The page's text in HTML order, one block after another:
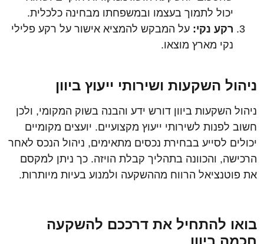
יכול לתמוך בעצמו ובמשפחתו מבחינה כלכלית.
רקע נקי: על המבקש להמציא אישור על רקע פלילי
נקי מארץ מוצאו.
ניהול השקעות ושירותי ייעוץ ביוון
ניהול השקעות ביוון דורש ידע והבנה בשוק המקומי, ולכן
חשוב לפנות לשירותי ייעוץ מקצועיים. יועצים מקומיים
יכולים לסייע בבחירת נכסים מתאימים, ניהול הנכס לאחר
הרכישה, והכוונה בתהליך קבלת הויזה. כך ניתן למקסם
את פוטנציאל הרווח מההשקעה ולמנוע בעיות מיותרות.
בואו להתחיל את דרככם להשקעה